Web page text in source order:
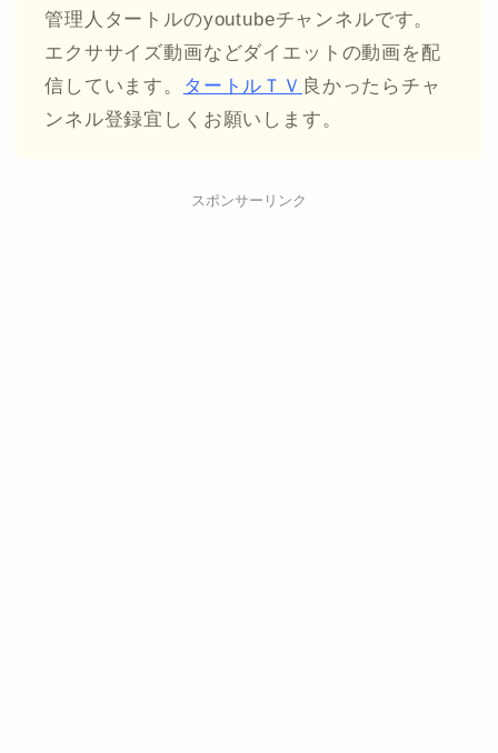
管理人タートルのyoutubeチャンネルです。
エクササイズ動画などダイエットの動画を配
信しています。
タートルＴＶ 良かったらチャ
ンネル登録宜しくお願いします。
スポンサーリンク